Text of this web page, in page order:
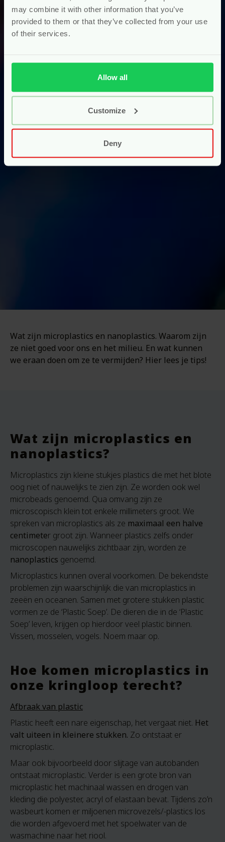
may combine it with other information that you’ve
provided to them or that they’ve collected from your use
of their services.
Allow all
Customize
Deny
Wat zijn microplastics en nanoplastics. Waarom zijn
ze niet goed voor ons en het milieu. En wat kunnen
we eraan doen om ze te vermijden? Hier lees je tips!
Wat zijn microplastics en
nanoplastics?
Microplastics zijn kleine stukjes plastics die met het blote
oog niet of nauwelijks te zien zijn. Ze worden ook wel
microbeads genoemd. Qua omvang zijn ze
microscopisch klein tot enkele millimeters groot. We
spreken van microplastics als ze maximaal een halve
centimeter groot zijn. Wanneer plastics zelfs onder
microscopen nauwelijks zichtbaar zijn, worden ze
nanoplastics genoemd.
Microplastics kunnen overal voorkomen. De bekendste
problemen zijn waarschijnlijk die van microplastics in
zeeën en oceanen. Samen met grotere stukken plastic
vormen ze de ‘Plastic Soep’. De dieren die in de ‘Plastic
Soep’ leven, krijgen op hierdoor veel plastic binnen.
Vissen, mosselen, vogels. Noem maar op.
Hoe komen microplastics in
onze kringloop terecht?
Afbraak van plastic
Plastic heeft een nare eigenschap, het vergaat niet. Het
valt uiteen in kleinere stukken. Zo ontstaat er
microplastic.
Maar ook bijvoorbeeld door slijtage van autobanden
ontstaat microplastic. Verder is een grote bron van
microplastic het machinaal wassen en drogen van
kleding die polyester, acryl of elastaan bevat. Tijdens zo’n
wasbeurt komen er miljoenen microvezels/-plastics los
die worden afgevoerd met het spoelwater van de
wasmachine naar het riool.